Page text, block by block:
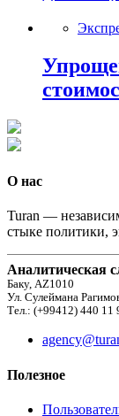
О нас
Turan —
стыке политики,
Аналитическая
Баку, AZ1010
Ул. Сулеймана
Тел.: (+99412) 440 11
Полезное